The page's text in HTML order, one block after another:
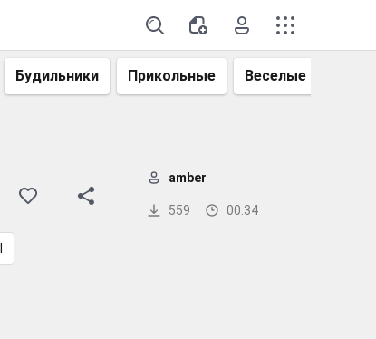
Будильники Прикольные Веселые
559 00:34
amber